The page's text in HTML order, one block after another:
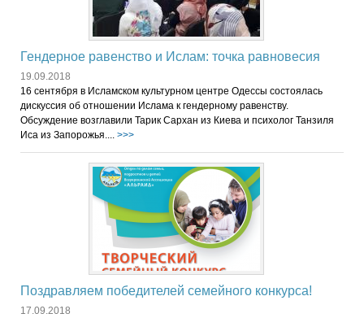
Гендерное равенство и Ислам: точка равновесия
19.09.2018
16 сентября в Исламском культурном центре Одессы состоялась
дискуссия об отношении Ислама к гендерному равенству.
Обсуждение возглавили Тарик Сархан из Киева и психолог Танзиля
Иса из Запорожья.... >>>
Поздравляем победителей семейного конкурса!
17.09.2018